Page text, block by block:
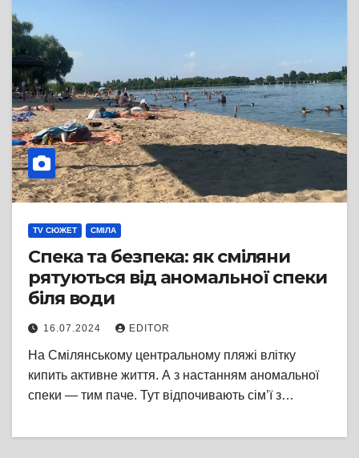
TV СЮЖЕТ СМІЛА
Спека та безпека: як сміляни
рятуються від аномальної спеки
біля води
16.07.2024 EDITOR
На Смілянському центральному пляжі влітку
кипить активне життя. А з настанням аномальної
спеки — тим паче. Тут відпочивають сім’ї з…